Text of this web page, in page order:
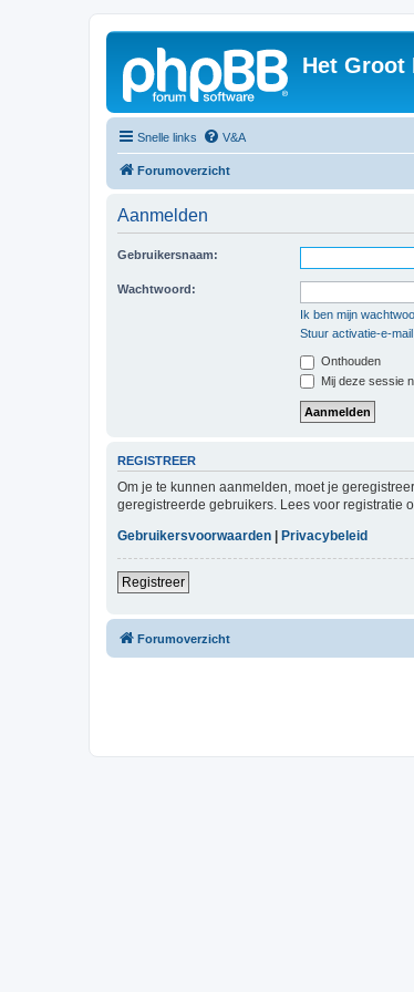
Het Groot
Snelle links V&A
Forumoverzicht
Aanmelden
Gebruikersnaam:
Wachtwoord:
Ik ben mijn
Stuur activatie-e-
Onthouden
Mij deze sessie
REGISTREER
Om je te kunnen aanmelden, moet je
geregistreerde gebruikers. Lees voor registratie
Gebruikersvoorwaarden | Privacybeleid
Registreer
Forumoverzicht